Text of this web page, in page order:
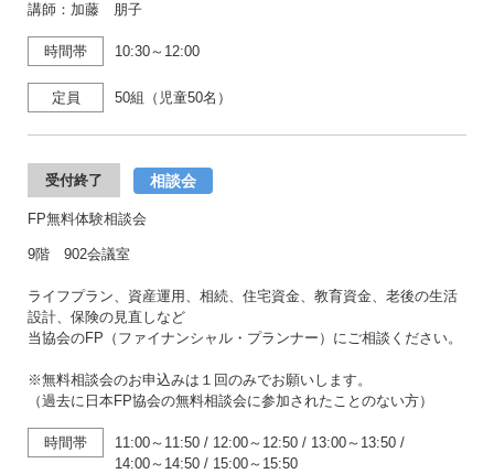
講師：加藤 朋子
時間帯 10:30～12:00
定員 50組（児童50名）
受付終了 相談会
FP無料体験相談会
9階 902会議室
ライフプラン、資産運用、相続、住宅資金、教育資金、老後の生活
設計、保険の見直しなど
当協会のFP（ファイナンシャル・プランナー）にご相談ください。
※無料相談会のお申込みは１回のみでお願いします。
（過去に日本FP協会の無料相談会に参加されたことのない方）
時間帯 11:00～11:50 / 12:00～12:50 / 13:00～13:50 /
14:00～14:50 / 15:00～15:50